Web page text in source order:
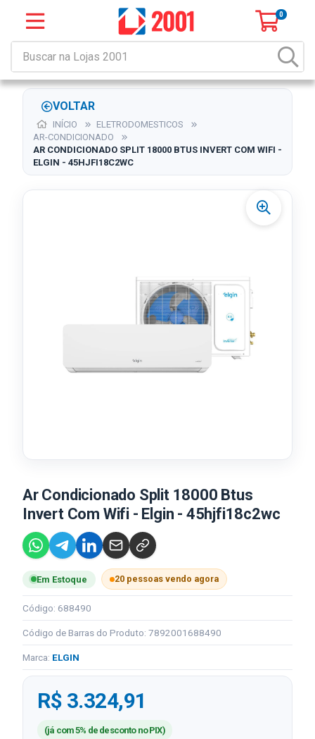
0
VOLTAR
INÍCIO
ELETRODOMESTICOS
AR-CONDICIONADO
AR CONDICIONADO SPLIT 18000 BTUS INVERT COM WIFI -
ELGIN - 45HJFI18C2WC
Ar Condicionado Split 18000 Btus
Invert Com Wifi - Elgin - 45hjfi18c2wc
Em Estoque 20 pessoas vendo agora
Código: 688490
Código de Barras do Produto: 7892001688490
Marca: ELGIN
R$ 3.324,91
(já com 5% de desconto no PIX)